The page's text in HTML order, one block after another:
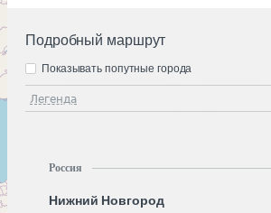
Подробный маршрут
Легенда
Показывать попутные города
Россия
Нижний Новгород